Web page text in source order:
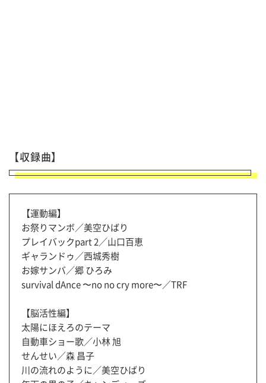
【収録曲】
【運動編】
お祭りマンボ／美空ひばり
プレイバックpart 2／山口百恵
ギャランドゥ／西城秀樹
お嫁サンバ／郷 ひろみ
survival dAnce 〜no no cry more〜／TRF
【脳活性編】
太陽にほえろのテーマ
自動車ショー歌／小林 旭
せんせい／森 昌子
川の流れのように／美空ひばり